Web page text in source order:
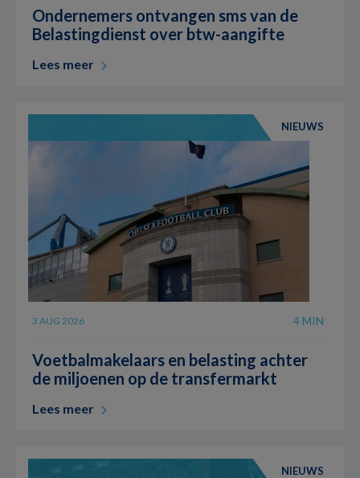
Ondernemers ontvangen sms van de
Belastingdienst over btw-aangifte
Lees meer
NIEUWS
3 AUG 2026 4 MIN
Voetbalmakelaars en belasting achter
de miljoenen op de transfermarkt
Lees meer
NIEUWS